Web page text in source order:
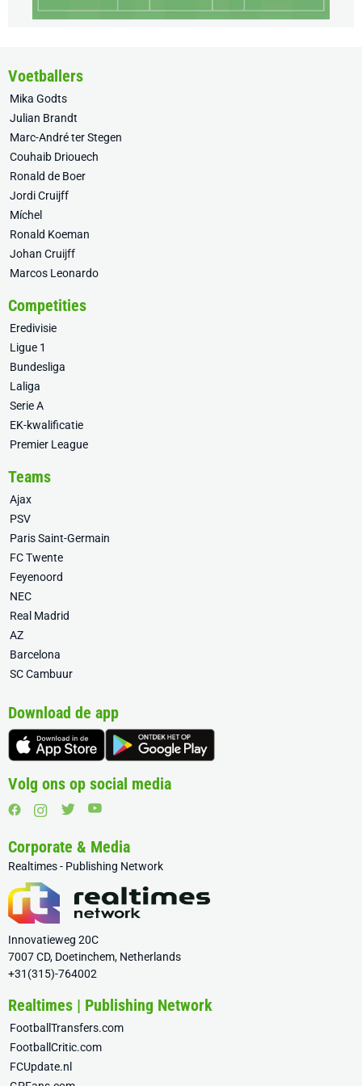
Voetballers
Mika Godts
Julian Brandt
Marc-André ter Stegen
Couhaib Driouech
Ronald de Boer
Jordi Cruijff
Míchel
Ronald Koeman
Johan Cruijff
Marcos Leonardo
Competities
Eredivisie
Ligue 1
Bundesliga
Laliga
Serie A
EK-kwalificatie
Premier League
Teams
Ajax
PSV
Paris Saint-Germain
FC Twente
Feyenoord
NEC
Real Madrid
AZ
Barcelona
SC Cambuur
Download de app
Volg ons op social media
Corporate & Media
Realtimes - Publishing Network
Innovatieweg 20C
7007 CD, Doetinchem, Netherlands
+31(315)-764002
Realtimes | Publishing Network
FootballTransfers.com
FootballCritic.com
FCUpdate.nl